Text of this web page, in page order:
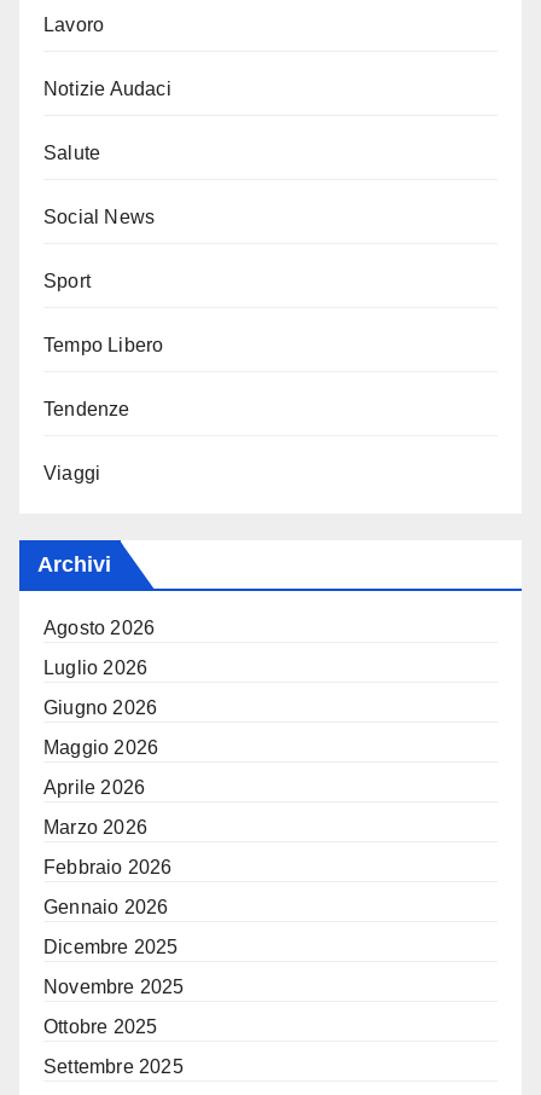
Lavoro
Notizie Audaci
Salute
Social News
Sport
Tempo Libero
Tendenze
Viaggi
Archivi
Agosto 2026
Luglio 2026
Giugno 2026
Maggio 2026
Aprile 2026
Marzo 2026
Febbraio 2026
Gennaio 2026
Dicembre 2025
Novembre 2025
Ottobre 2025
Settembre 2025